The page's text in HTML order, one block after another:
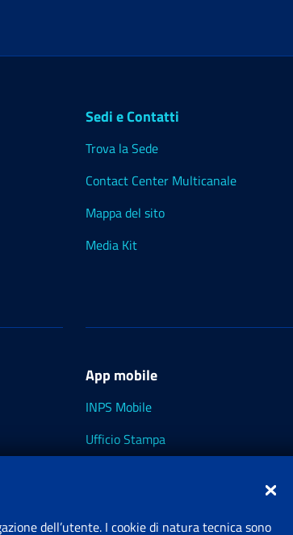
Sedi e Contatti
Trova la Sede
Contact Center Multicanale
Mappa del sito
Media Kit
App mobile
INPS Mobile
Ufficio Stampa
dell’utente. I cookie di natura tecnica sono